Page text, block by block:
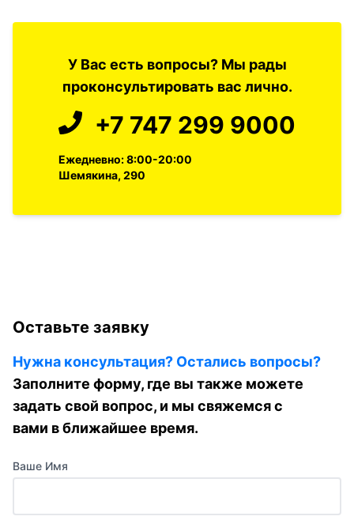
У Вас есть вопросы? Мы рады
проконсультировать вас лично.
+7 747 299 9000
Ежедневно: 8:00-20:00
Шемякина, 290
Оставьте заявку
Нужна консультация? Остались вопросы?
Заполните форму, где вы также можете
задать свой вопрос, и мы свяжемся с
вами в ближайшее время.
Ваше Имя